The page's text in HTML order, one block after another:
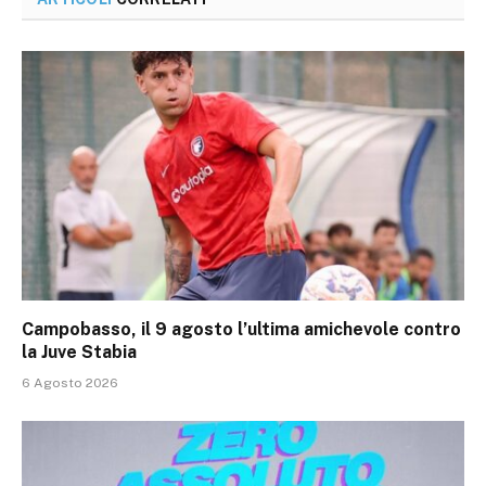
Campobasso, il 9 agosto l’ultima amichevole contro
la Juve Stabia
6 Agosto 2026